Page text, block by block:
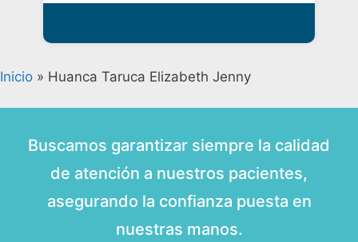
Inicio » Huanca Taruca Elizabeth Jenny
Buscamos garantizar siempre la calidad
de atención a nuestros pacientes,
asegurando la confianza puesta en
nuestras manos.